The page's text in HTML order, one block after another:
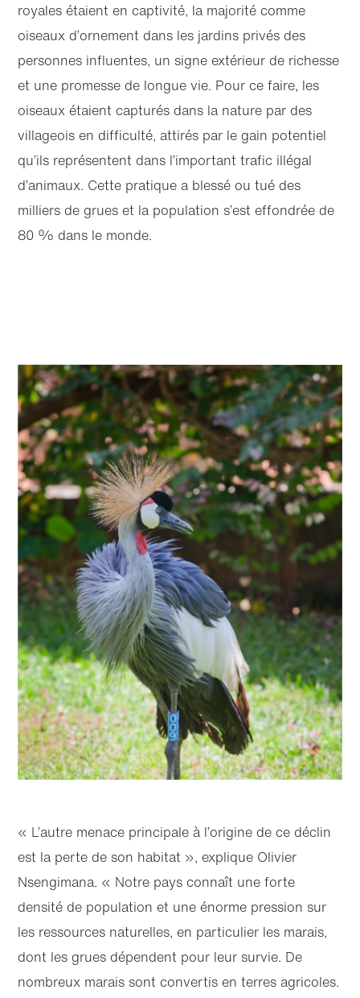
royales étaient en captivité, la majorité comme
oiseaux d’ornement dans les jardins privés des
personnes influentes, un signe extérieur de richesse
et une promesse de longue vie. Pour ce faire, les
oiseaux étaient capturés dans la nature par des
villageois en difficulté, attirés par le gain potentiel
qu’ils représentent dans l’important trafic illégal
d’animaux. Cette pratique a blessé ou tué des
milliers de grues et la population s’est effondrée de
80 % dans le monde.
« L’autre menace principale à l’origine de ce déclin
est la perte de son habitat », explique Olivier
Nsengimana. « Notre pays connaît une forte
densité de population et une énorme pression sur
les ressources naturelles, en particulier les marais,
dont les grues dépendent pour leur survie. De
nombreux marais sont convertis en terres agricoles.